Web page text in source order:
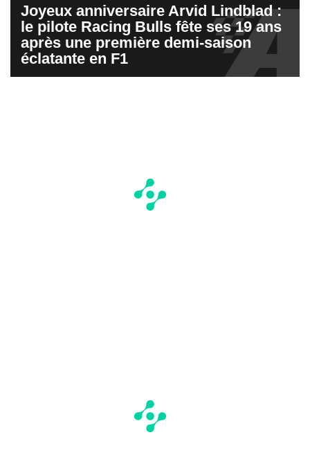
Joyeux anniversaire Arvid Lindblad :
le pilote Racing Bulls fête ses 19 ans
après une première demi-saison
éclatante en F1